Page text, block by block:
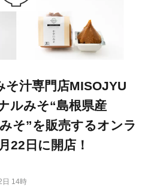
日 14時
そ汁専門店MISOJYU
ルみそ“島根県産
そ”を販売するオンラ
22日に開店！